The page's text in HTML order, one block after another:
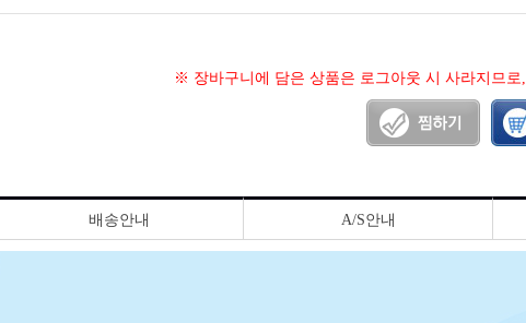
※ 장바구니에 담은 상품은 로그아웃 시 사라지므로,
배송안내 A/S안내